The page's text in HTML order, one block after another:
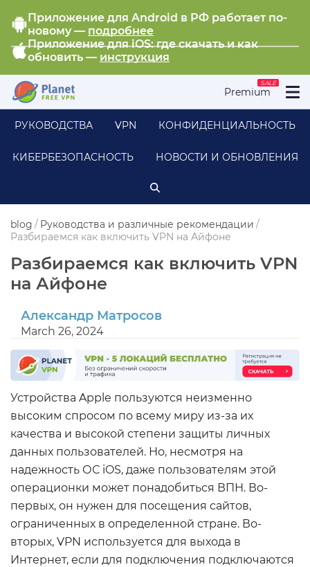
Приложение для Android в РФ работает по-
новому — подробнее
Приложение для iOS: где скачать и как
обновить — инструкция
Premium
SALE
РУКОВОДСТВА VPN КОНФИДЕНЦИАЛЬНОСТЬ
КИБЕРБЕЗОПАСНОСТЬ НОВОСТИ И ОБНОВЛЕНИЯ
blog / Руководства и различные рекомендации /
Разбираемся как включить VPN на Айфоне
Разбираемся как включить VPN
на Айфоне
Александр Матросов
March 26, 2024
Устройства Apple пользуются неизменно
высоким спросом по всему миру из-за их
качества и высокой степени защиты личных
данных пользователей. Но, несмотря на
надежность ОС iOS, даже пользователям этой
операционки может понадобиться ВПН. Во-
первых, он нужен для посещения сайтов,
ограниченных в определенной стране. Во-
вторых, VPN используется для выхода в
Интернет, если для подключения подключаются